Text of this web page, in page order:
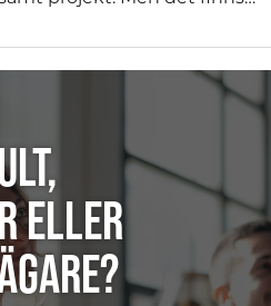
från Mitsubishi Electric
i många fall avhjälpas
i sin villa i Uppsala.
ELLER